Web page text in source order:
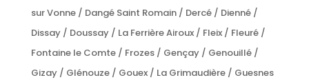
sur Vonne / Dangé Saint Romain / Dercé / Dienné /
Dissay / Doussay / La Ferrière Airoux / Fleix / Fleuré /
Fontaine le Comte / Frozes / Gençay / Genouillé /
Gizay / Glénouze / Gouex / La Grimaudière / Guesnes